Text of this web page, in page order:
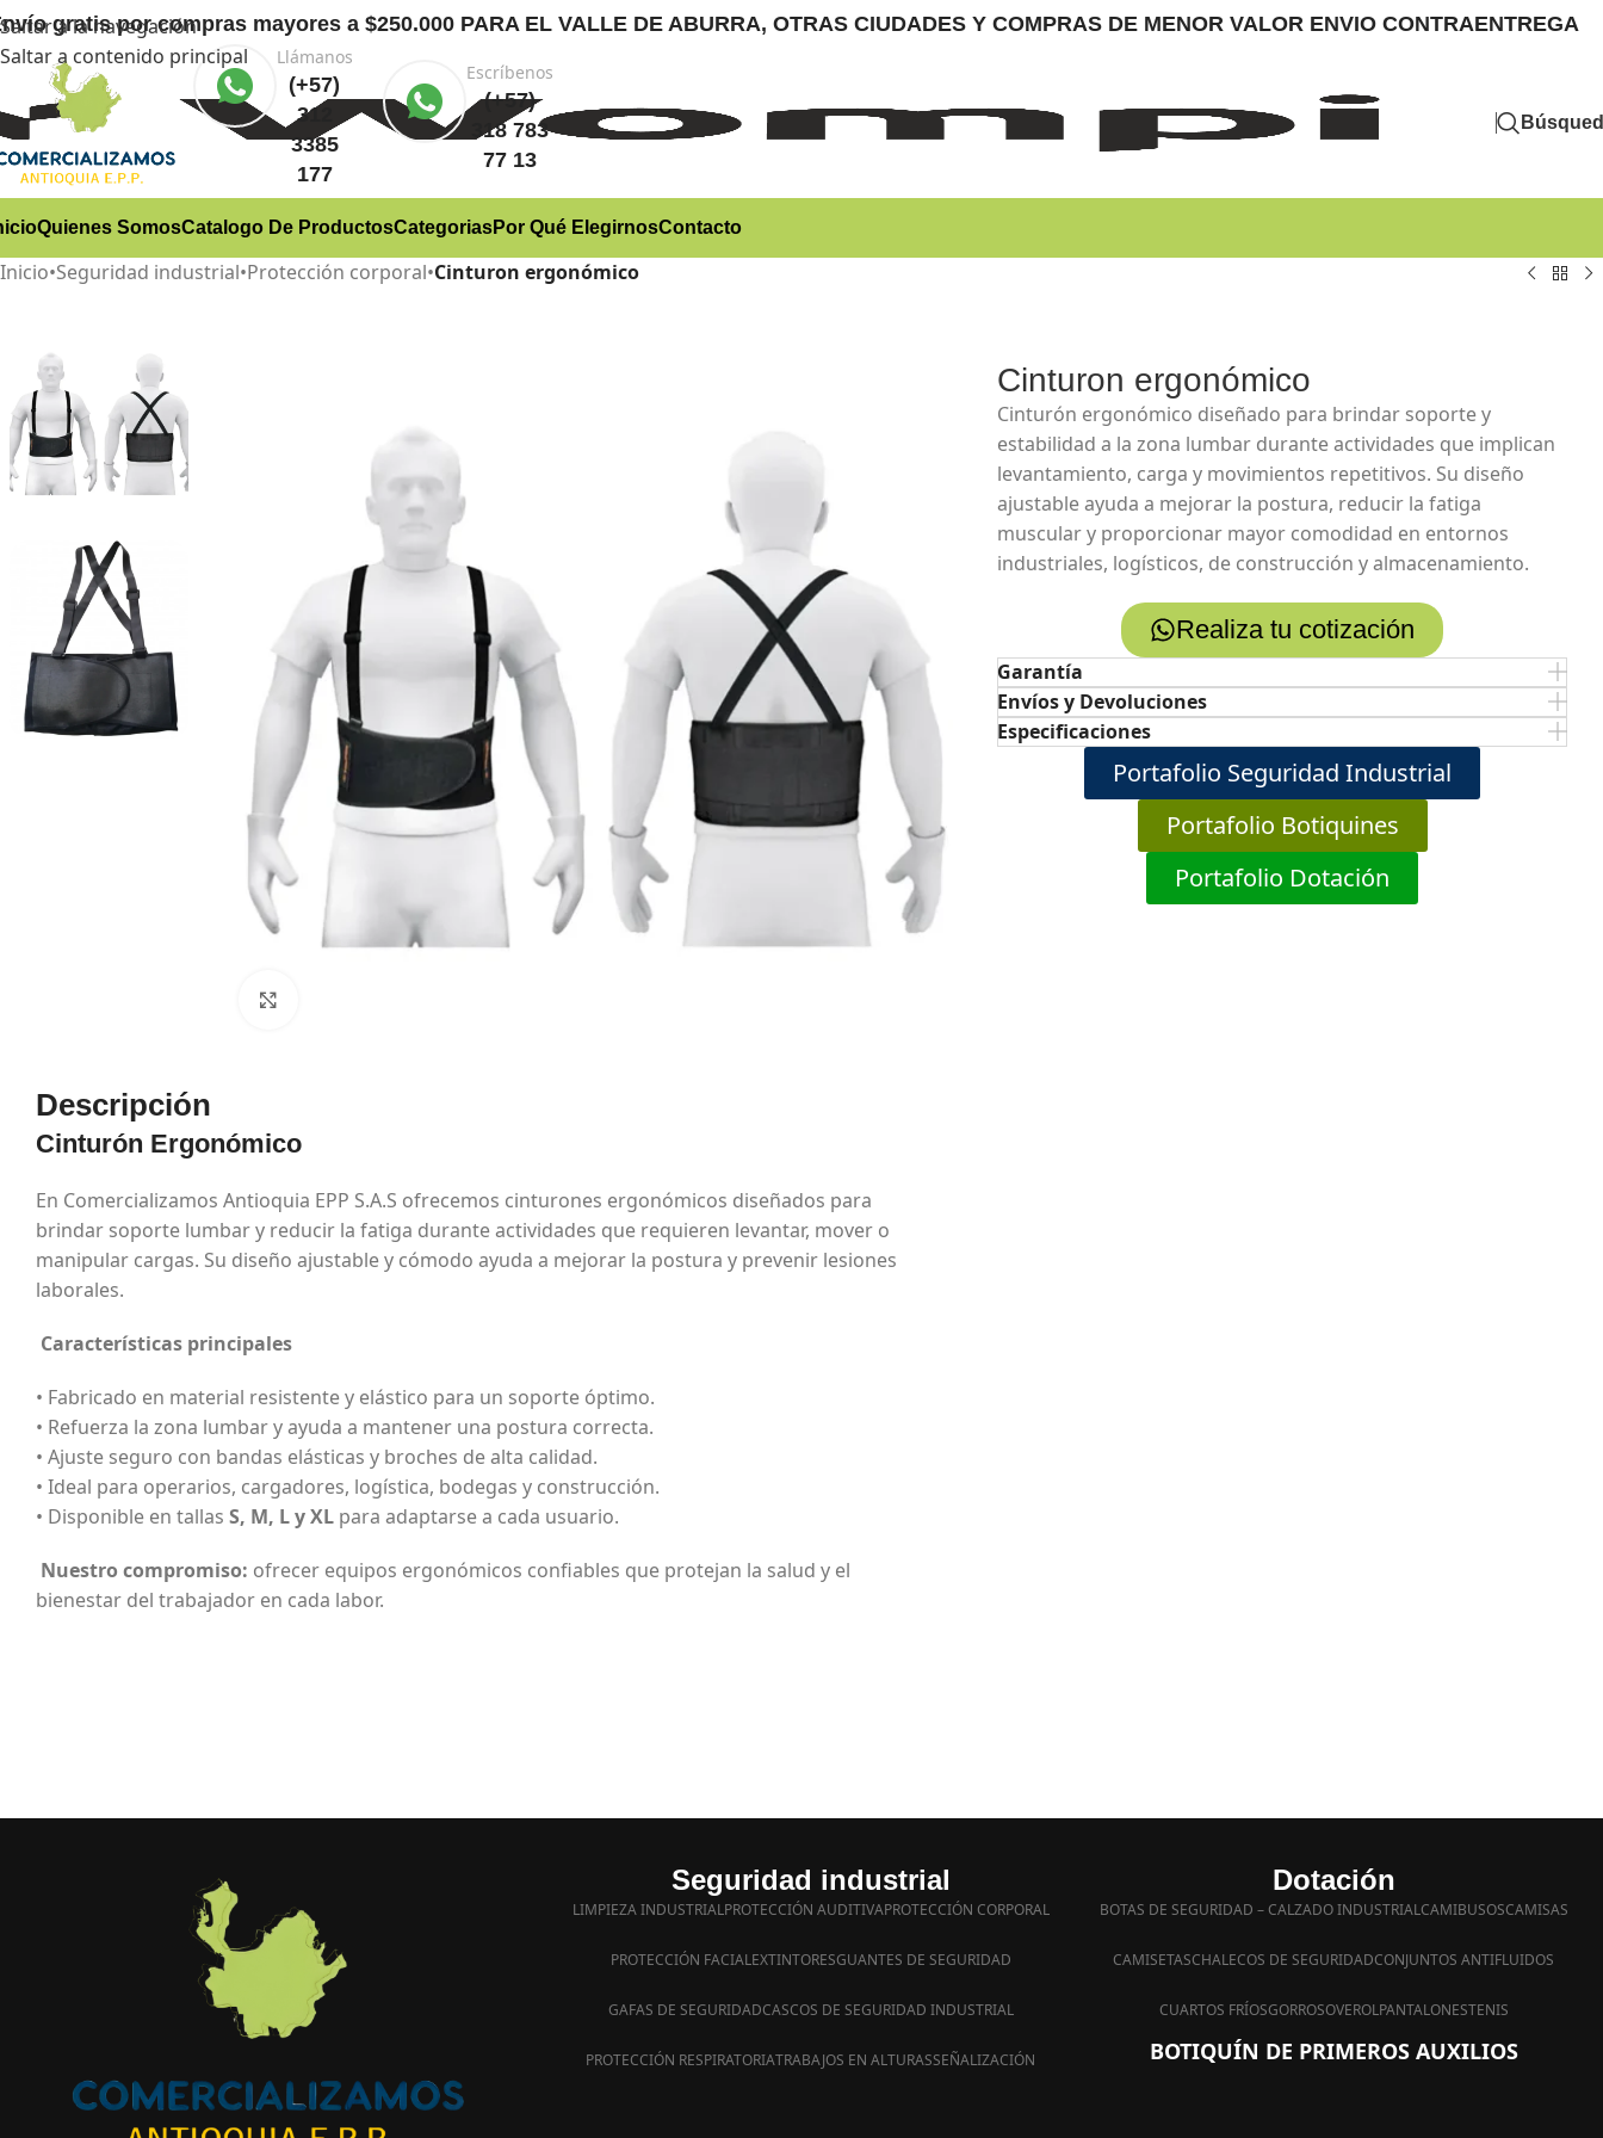
Saltar a la navegación
Saltar a contenido principal
gratispor compras mayores a $250.000 PARA EL VALLE DE ABURRA, OTRAS CIUDADES Y COMPRAS DE MENOR VALOR ENVIO CONTRAENTREGA
Llámanos
(+57)
312
3385
177
Escríbenos
(+57)
318 783
77 13
Quienes SomosCatalogo De ProductosCategoriasPor Qué ElegirnosContacto
Inicio•Seguridad industrial•Protección corporal•Cinturon ergonómico
Descripción
Cinturón Ergonómico
En Comercializamos Antioquia EPP S.A.S ofrecemos cinturones ergonómicos diseñados para
brindar soporte lumbar y reducir la fatiga durante actividades que requieren levantar, mover o
manipular cargas. Su diseño ajustable y cómodo ayuda a mejorar la postura y prevenir lesiones
laborales.
Características principales
• Fabricado en material resistente y elástico para un soporte óptimo.
• Refuerza la zona lumbar y ayuda a mantener una postura correcta.
• Ajuste seguro con bandas elásticas y broches de alta calidad.
• Ideal para operarios, cargadores, logística, bodegas y construcción.
• Disponible en tallas S, M, L y XL para adaptarse a cada usuario.
Nuestro compromiso: ofrecer equipos ergonómicos confiables que protejan la salud y el
bienestar del trabajador en cada labor.
Cinturon ergonómico
Cinturón ergonómico diseñado para brindar soporte y
estabilidad a la zona lumbar durante actividades que implican
levantamiento, carga y movimientos repetitivos. Su diseño
ajustable ayuda a mejorar la postura, reducir la fatiga
muscular y proporcionar mayor comodidad en entornos
industriales, logísticos, de construcción y almacenamiento.
Realiza tu cotización
Garantía
Envíos y Devoluciones
Especificaciones
Portafolio Seguridad Industrial
Portafolio Botiquines
Portafolio Dotación
Seguridad industrial
LIMPIEZA INDUSTRIALPROTECCIÓN AUDITIVAPROTECCIÓN CORPORAL
PROTECCIÓN FACIALEXTINTORESGUANTES DE SEGURIDAD
GAFAS DE SEGURIDADCASCOS DE SEGURIDAD INDUSTRIAL
PROTECCIÓN RESPIRATORIATRABAJOS EN ALTURASSEÑALIZACIÓN
Dotación
BOTAS DE SEGURIDAD – CALZADO INDUSTRIALCAMIBUSOSCAMISAS
CAMISETASCHALECOS DE SEGURIDADCONJUNTOS ANTIFLUIDOS
CUARTOS FRÍOSGORROSOVEROLPANTALONESTENIS
BOTIQUÍN DE PRIMEROS AUXILIOS